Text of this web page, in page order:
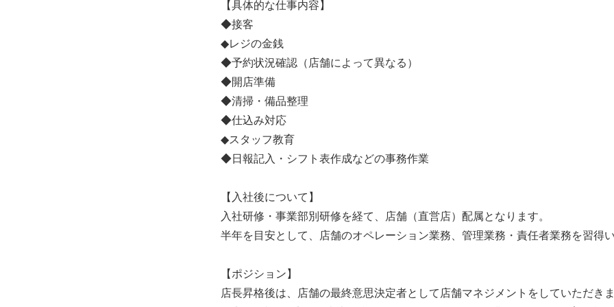
【具体的な仕事内容】
◆接客
◆レジの金銭
◆予約状況確認（店舗によって異なる）
◆開店準備
◆清掃・備品整理
◆仕込み対応
◆スタッフ教育
◆日報記入・シフト表作成などの事務作業
【入社後について】
入社研修・事業部別研修を経て、店舗（直営店）配属となります。
半年を目安として、店舗のオペレーション業務、管理業務・責任者業務を習得い
【ポジション】
店長昇格後は、店舗の最終意思決定者として店舗マネジメントをしていただきま